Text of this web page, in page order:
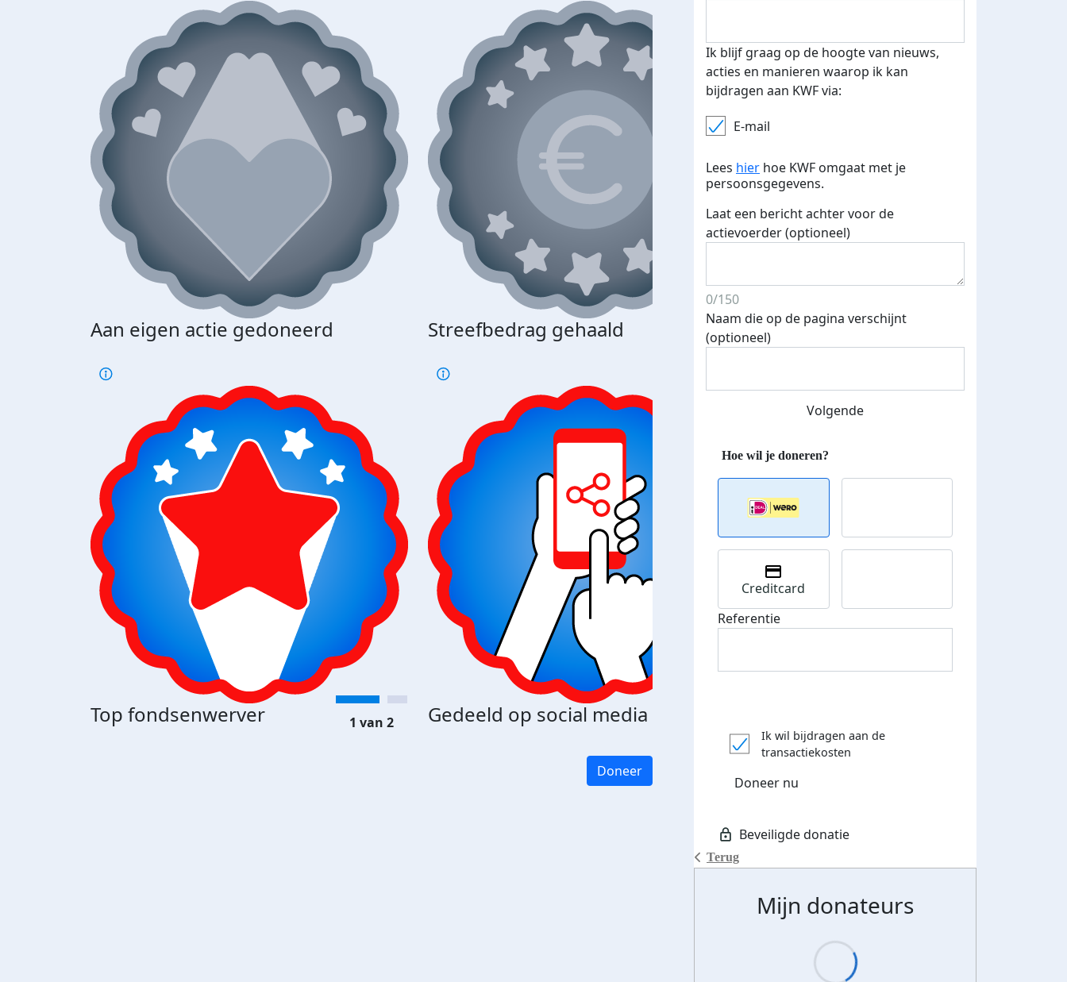
Aan eigen actie gedoneerd Streefbedrag gehaald Streefbedrag verhoogd
Top fondsenwerver Gedeeld op social media
1 van 2
Doneer
Ik blijf graag op de hoogte van nieuws,
acties en manieren waarop ik kan
bijdragen aan KWF via:
E-mail
Lees hier hoe KWF omgaat met je
persoonsgegevens.
Laat een bericht achter voor de
actievoerder (optioneel)
0/150
Naam die op de pagina verschijnt
(optioneel)
Volgende
Terug
Creditcard
Referentie
Ik wil bijdragen aan de
transactiekosten
Doneer nu
Mijn donateurs